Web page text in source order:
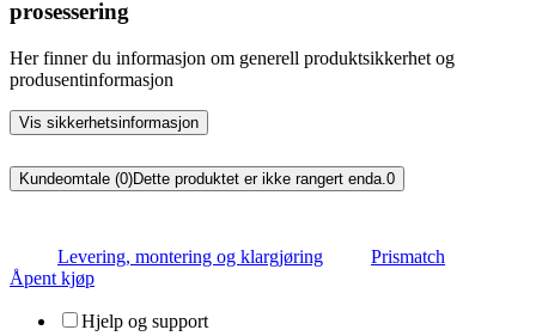
prosessering
Her finner du informasjon om generell produktsikkerhet og
produsentinformasjon
Vis sikkerhetsinformasjon
Kundeomtale (0)Dette produktet er ikke rangert enda. 0
Levering, montering og klargjøring
Prismatch
Åpent kjøp
Hjelp og support